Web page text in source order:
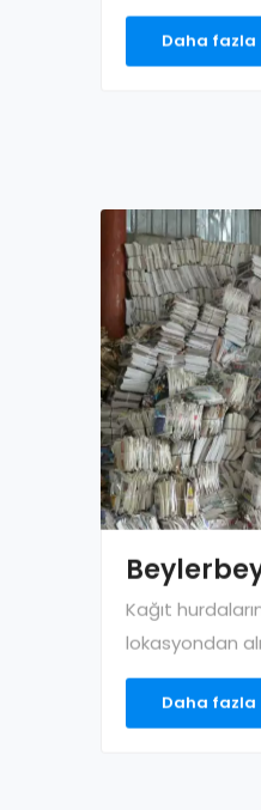
Daha fazla
Kağıt
lokasyondan
Daha fazla